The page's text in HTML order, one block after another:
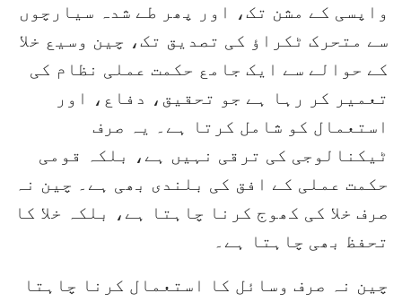
واپسی کے مشن تک، اور پھر طے شدہ سیارچوں
سے متحرک ٹکراؤ کی تصدیق تک، چین وسیع خلا
کے حوالے سے ایک جامع حکمت عملی نظام کی
تعمیر کر رہا ہے جو تحقیق، دفاع، اور
استعمال کو شامل کرتا ہے۔ یہ صرف
ٹیکنالوجی کی ترقی نہیں ہے، بلکہ قومی
حکمت عملی کے افق کی بلندی بھی ہے۔ چین نہ
صرف خلا کی کھوج کرنا چاہتا ہے، بلکہ خلا کا
تحفظ بھی چاہتا ہے۔
چین نہ صرف وسائل کا استعمال کرنا چاہتا